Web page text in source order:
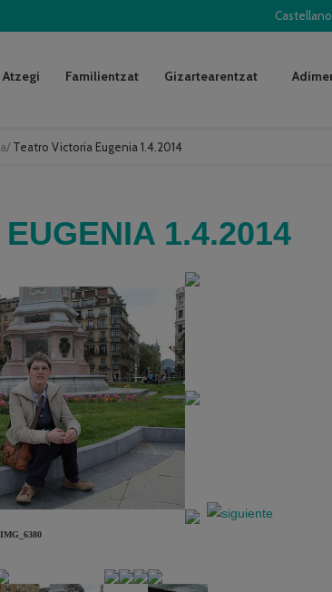
/ Teatro Victoria Eugenia 1.4.2014
Castellano
Atzegi Familientzat Gizartearentzat
1.4.2014
IMG_6380